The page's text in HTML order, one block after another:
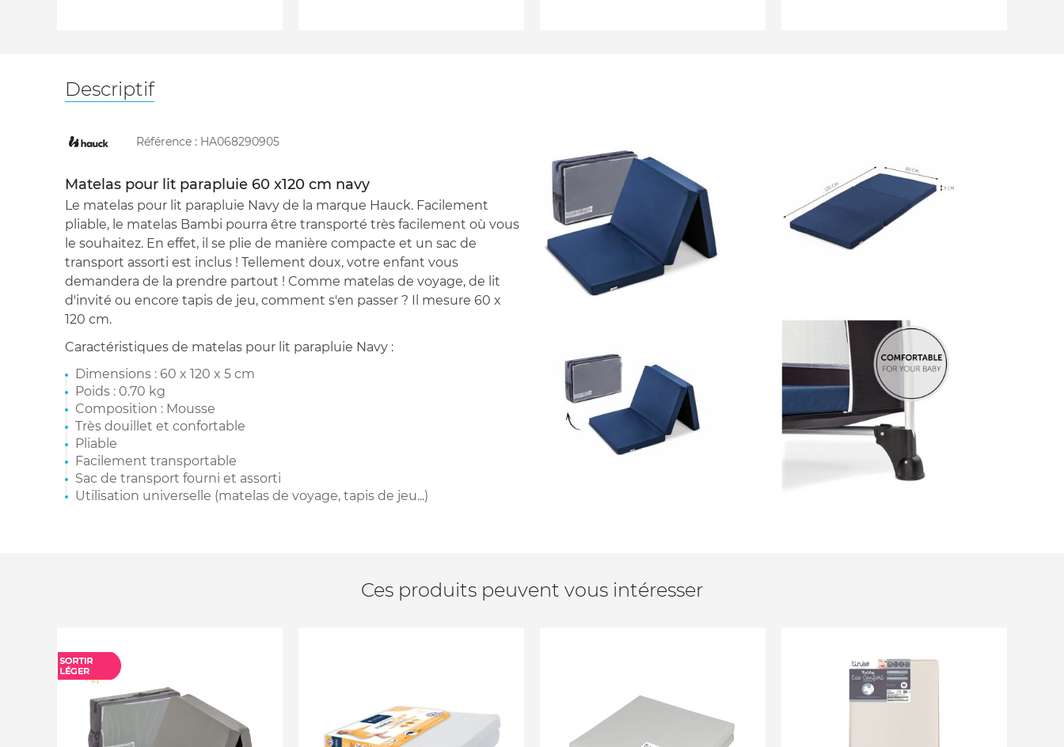
Descriptif
Référence : HA068290905
Matelas pour lit parapluie 60 x120 cm navy
Le matelas pour lit parapluie Navy de la marque Hauck. Facilement
pliable, le matelas Bambi pourra être transporté très facilement où vous
le souhaitez. En effet, il se plie de manière compacte et un sac de
transport assorti est inclus ! Tellement doux, votre enfant vous
demandera de la prendre partout ! Comme matelas de voyage, de lit
d'invité ou encore tapis de jeu, comment s'en passer ? Il mesure 60 x
120 cm.
Caractéristiques de matelas pour lit parapluie Navy :
Dimensions : 60 x 120 x 5 cm
Poids : 0.70 kg
Composition : Mousse
Très douillet et confortable
Pliable
Facilement transportable
Sac de transport fourni et assorti
Utilisation universelle (matelas de voyage, tapis de jeu...)
Ces produits peuvent vous intéresser